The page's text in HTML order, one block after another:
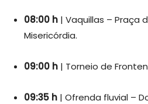
08:00 h | Vaquillas – Praça
Misericórdia.
09:00 h | Torneio de
09:35 h | Ofrenda fluvial –